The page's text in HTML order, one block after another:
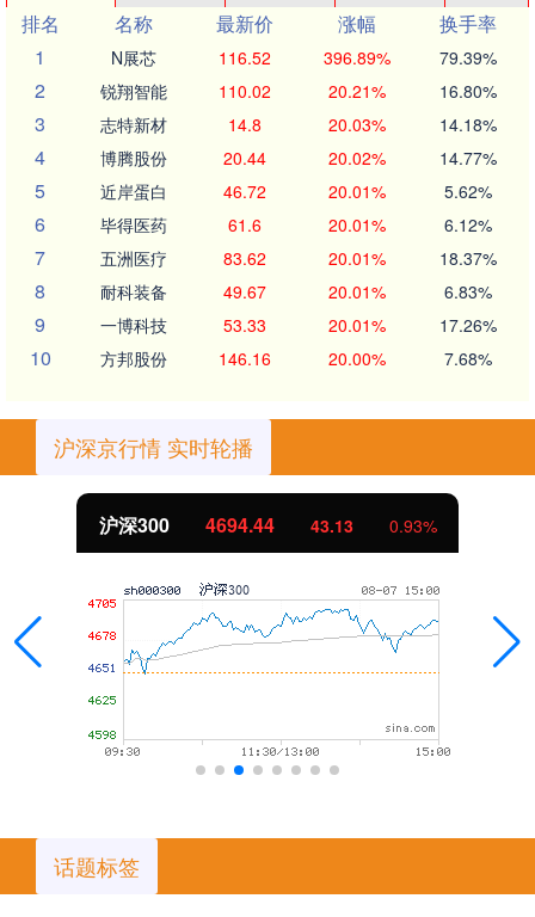
排名
名称 最新价 涨幅
换手率
1
N展芯 116.52 396.89% 79.39%
2 锐翔智能 110.02 20.21% 16.80%
3 志特新材 14.8 20.03% 14.18%
4 博腾股份 20.44 20.02% 14.77%
5 近岸蛋白 46.72 20.01% 5.62%
6 毕得医药 61.6 20.01% 6.12%
7 五洲医疗 83.62 20.01% 18.37%
8 耐科装备 49.67 20.01% 6.83%
9 一博科技 53.33 20.01% 17.26%
10 方邦股份 146.16 20.00% 7.68%
沪深京行情 实时轮播
沪深300 4694.44 43.13 0.93%
话题标签